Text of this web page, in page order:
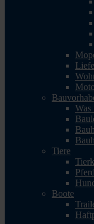
Was
Tiere
Boote